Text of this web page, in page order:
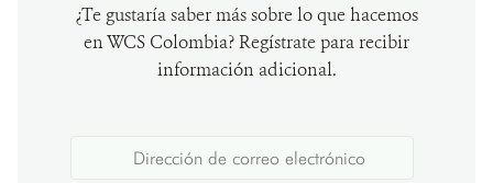
¿Te gustaría saber más sobre lo que hacemos
en WCS Colombia? Regístrate para recibir
información adicional.